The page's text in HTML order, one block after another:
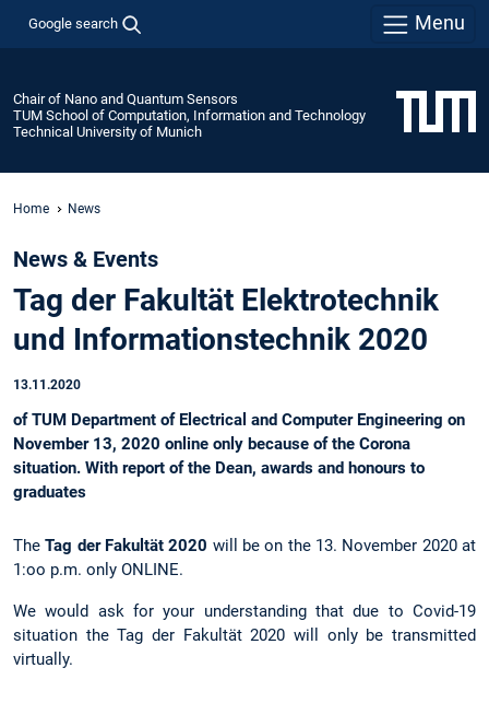
Google search Menu
Chair of Nano and Quantum Sensors
TUM School of Computation, Information and Technology
Technical University of Munich
Home News
News & Events
Tag der Fakultät Elektrotechnik
und Informationstechnik 2020
13.11.2020
of TUM Department of Electrical and Computer Engineering on
November 13, 2020 online only because of the Corona
situation. With report of the Dean, awards and honours to
graduates
TheTag der Fakultät 2020 will be on the 13. November 2020 at
1:oo p.m. only ONLINE.
We would ask for your understanding that due to Covid-19
situation the Tag der Fakultät 2020 will only be transmitted
virtually.